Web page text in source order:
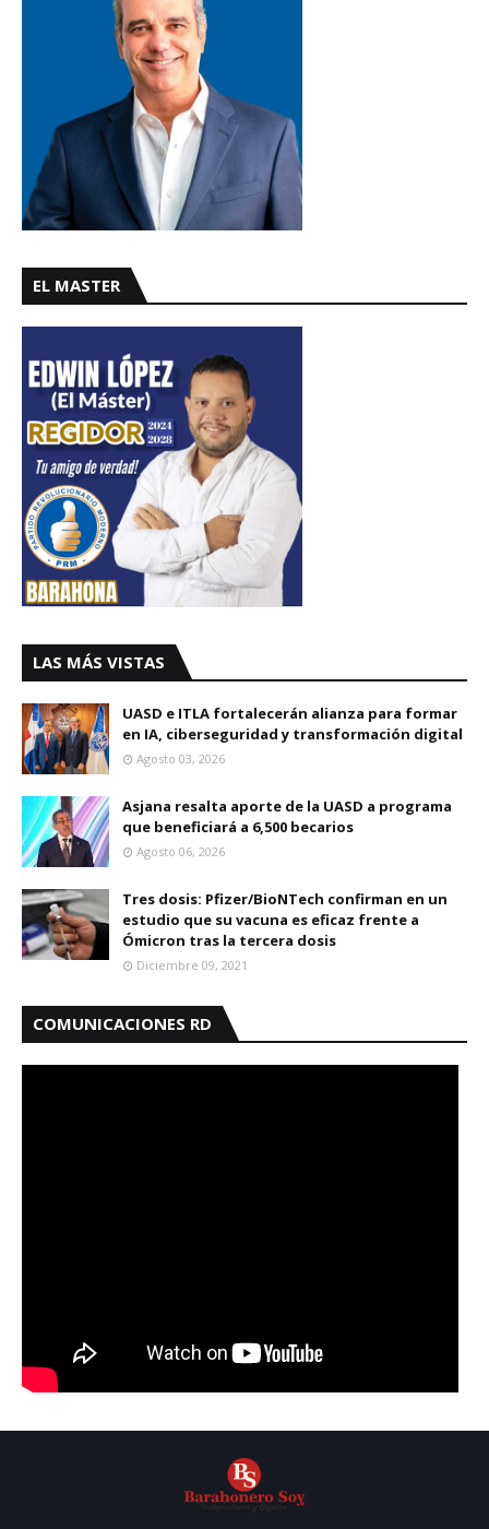
EL MASTER
LAS MÁS VISTAS
UASD e ITLA fortalecerán alianza para formar
en IA, ciberseguridad y transformación digital
Agosto 03, 2026
Asjana resalta aporte de la UASD a programa
que beneficiará a 6,500 becarios
Agosto 06, 2026
Tres dosis: Pfizer/BioNTech confirman en un
estudio que su vacuna es eficaz frente a
Ómicron tras la tercera dosis
Diciembre 09, 2021
COMUNICACIONES RD